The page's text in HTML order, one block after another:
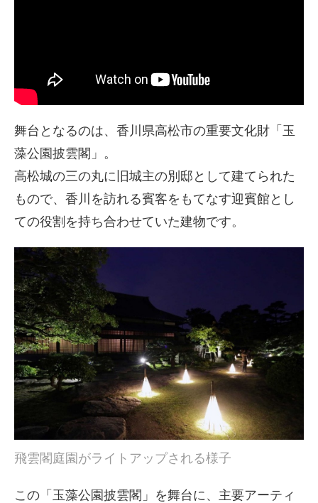
舞台となるのは、香川県高松市の重要文化財「玉
藻公園披雲閣」。
高松城の三の丸に旧城主の別邸として建てられた
もので、香川を訪れる賓客をもてなす迎賓館とし
ての役割を持ち合わせていた建物です。
飛雲閣庭園がライトアップされる様子
この「玉藻公園披雲閣」を舞台に、主要アーティ